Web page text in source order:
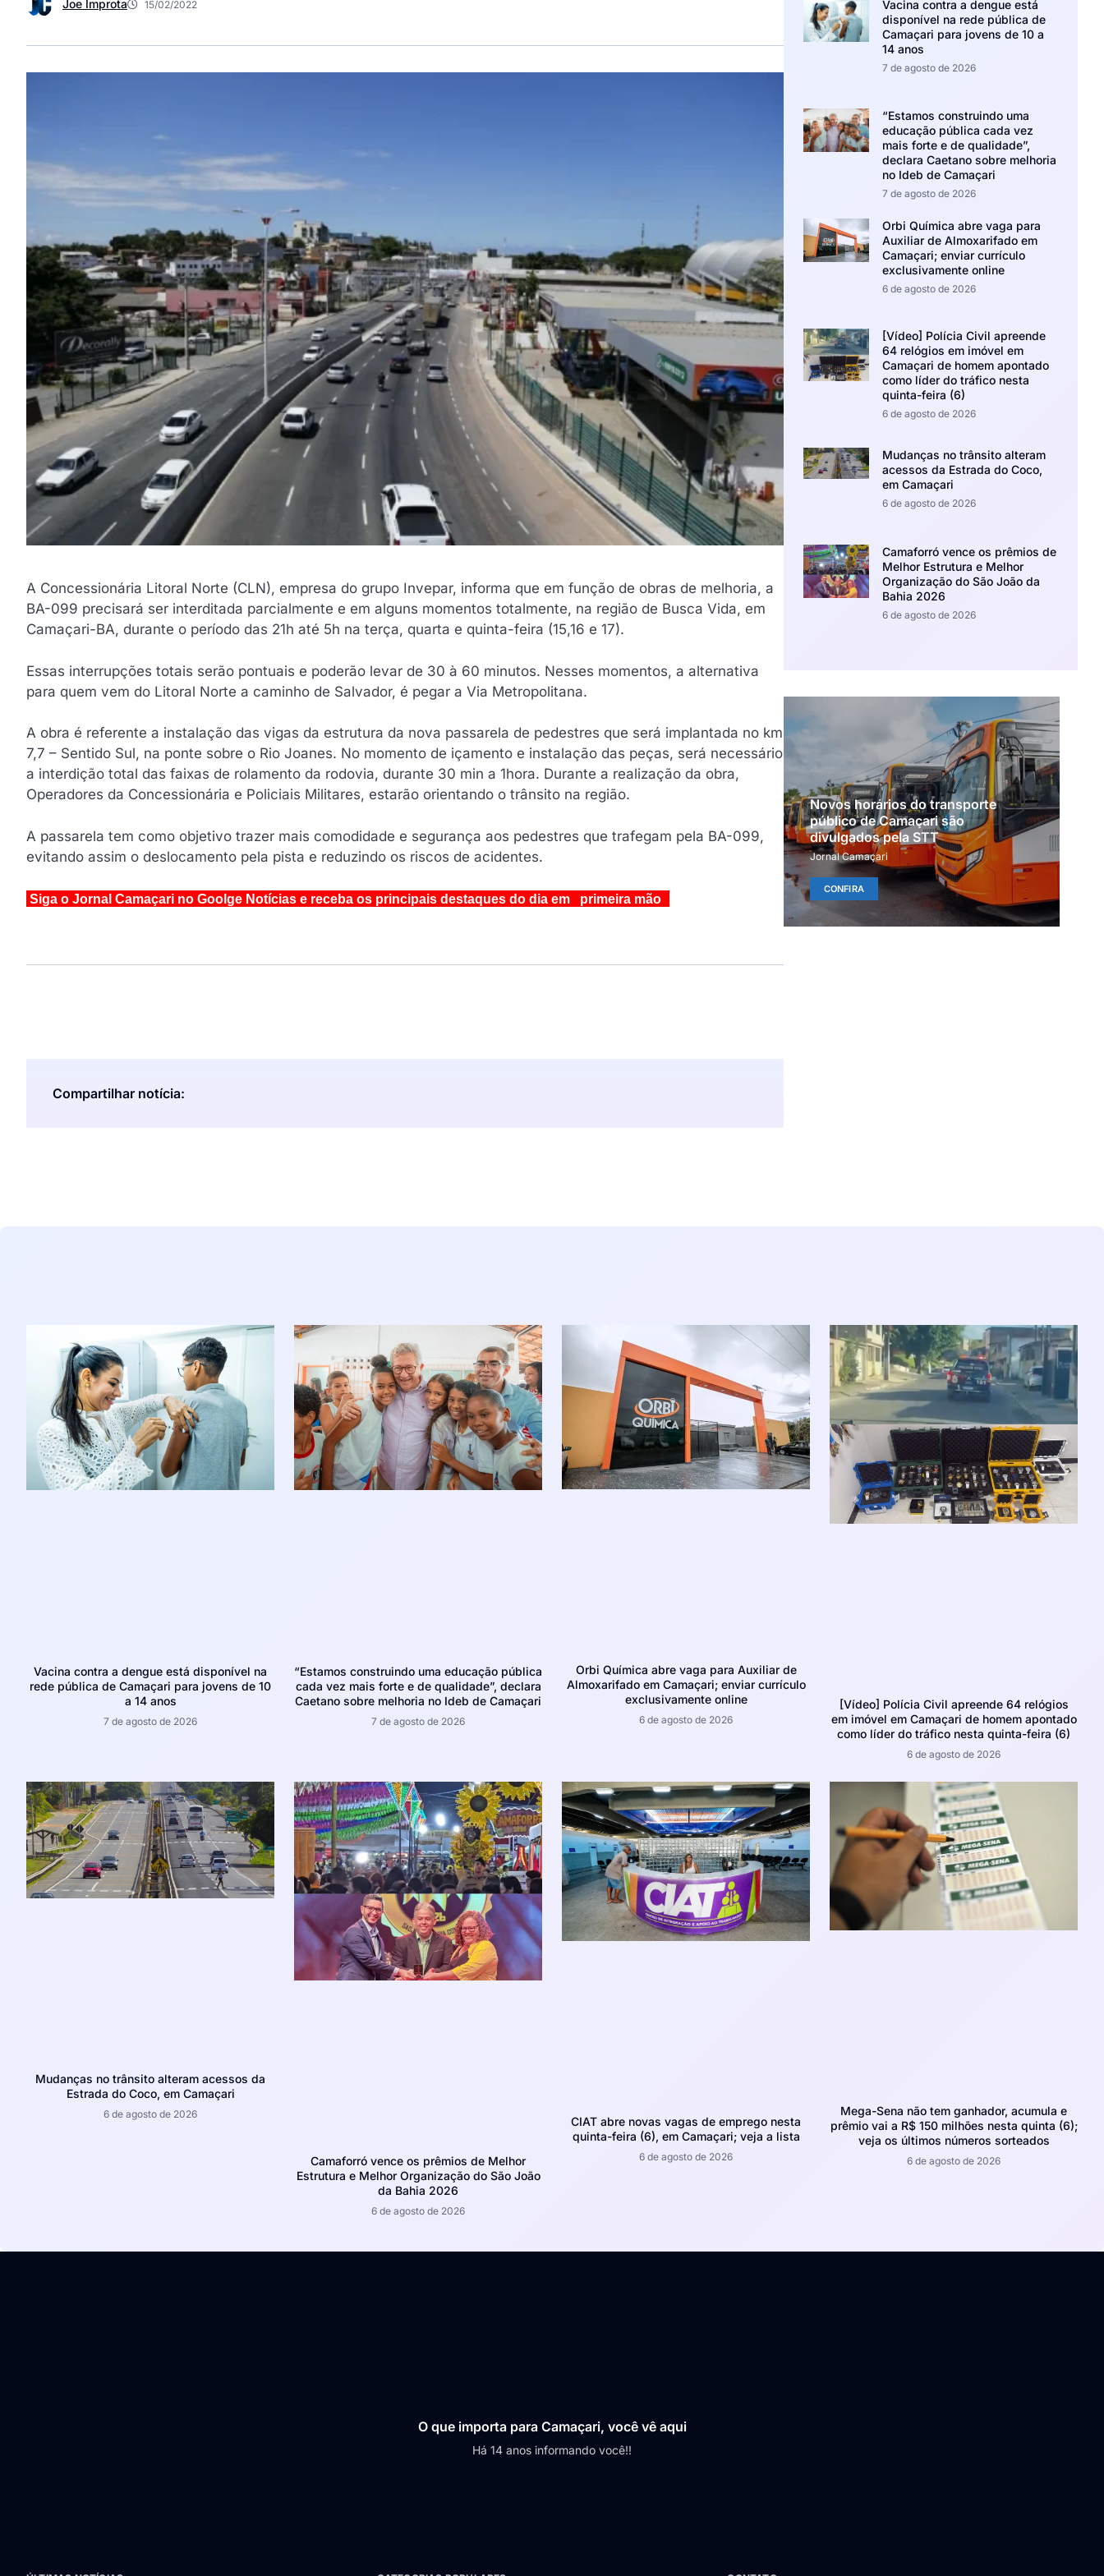
Joe Improta 15/02/2022
A Concessionária Litoral Norte (CLN), empresa do grupo Invepar, informa que em função de obras de melhoria, a
BA-099 precisará ser interditada parcialmente e em alguns momentos totalmente, na região de Busca Vida, em
Camaçari-BA, durante o período das 21h até 5h na terça, quarta e quinta-feira (15,16 e 17).
Essas interrupções totais serão pontuais e poderão levar de 30 à 60 minutos. Nesses momentos, a alternativa
para quem vem do Litoral Norte a caminho de Salvador, é pegar a Via Metropolitana.
A obra é referente a instalação das vigas da estrutura da nova passarela de pedestres que será implantada no km
7,7 – Sentido Sul, na ponte sobre o Rio Joanes. No momento de içamento e instalação das peças, será necessário
a interdição total das faixas de rolamento da rodovia, durante 30 min a 1hora. Durante a realização da obra,
Operadores da Concessionária e Policiais Militares, estarão orientando o trânsito na região.
A passarela tem como objetivo trazer mais comodidade e segurança aos pedestres que trafegam pela BA-099,
evitando assim o deslocamento pela pista e reduzindo os riscos de acidentes.
Siga o Jornal Camaçari no Goolge Notícias e receba os principais destaques do dia em primeira mão
Compartilhar notícia:
Vacina contra a dengue está
disponível na rede pública de
Camaçari para jovens de 10 a
14 anos
7 de agosto de 2026
“Estamos construindo uma
educação pública cada vez
mais forte e de qualidade”,
declara Caetano sobre melhoria
no Ideb de Camaçari
7 de agosto de 2026
Orbi Química abre vaga para
Auxiliar de Almoxarifado em
Camaçari; enviar currículo
exclusivamente online
6 de agosto de 2026
[Vídeo] Polícia Civil apreende
64 relógios em imóvel em
Camaçari de homem apontado
como líder do tráfico nesta
quinta-feira (6)
6 de agosto de 2026
Mudanças no trânsito alteram
acessos da Estrada do Coco,
em Camaçari
6 de agosto de 2026
Camaforró vence os prêmios de
Melhor Estrutura e Melhor
Organização do São João da
Bahia 2026
6 de agosto de 2026
Novos horários do transporte
público de Camaçari são
divulgados pela STT
Jornal Camaçari
CONFIRA
Vacina contra a dengue está disponível na
rede pública de Camaçari para jovens de 10
a 14 anos
7 de agosto de 2026
“Estamos construindo uma educação pública
cada vez mais forte e de qualidade”, declara
Caetano sobre melhoria no Ideb de Camaçari
7 de agosto de 2026
Orbi Química abre vaga para Auxiliar de
Almoxarifado em Camaçari; enviar currículo
exclusivamente online
6 de agosto de 2026
[Vídeo] Polícia Civil apreende 64 relógios
em imóvel em Camaçari de homem apontado
como líder do tráfico nesta quinta-feira (6)
6 de agosto de 2026
Mudanças no trânsito alteram acessos da
Estrada do Coco, em Camaçari
6 de agosto de 2026
Camaforró vence os prêmios de Melhor
Estrutura e Melhor Organização do São João
da Bahia 2026
6 de agosto de 2026
CIAT abre novas vagas de emprego nesta
quinta-feira (6), em Camaçari; veja a lista
6 de agosto de 2026
Mega-Sena não tem ganhador, acumula e
prêmio vai a R$ 150 milhões nesta quinta (6);
veja os últimos números sorteados
6 de agosto de 2026
O que importa para Camaçari, você vê aqui
Há 14 anos informando você!!